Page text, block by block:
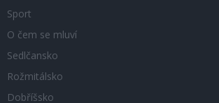
Sport
O čem se mluví
Sedlčansko
Rožmitálsko
Dobříšsko